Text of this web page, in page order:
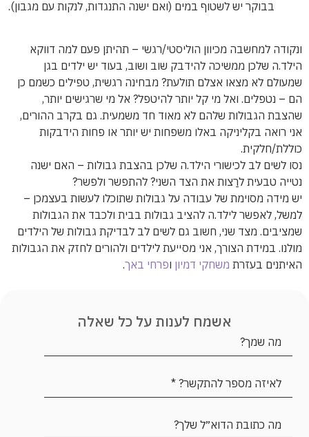
בבוקר יש לשטוף במים (ואם ישנה התנגדות, לנקות עם מגבון).
ונקודה למחשבה מכיוון הוליסטי/רגשי – תהיתן פעם למה דווקא
הילד.ה שלכן ממשיכה להידבק שוב ושוב, בעוד יש ילדים בגן
שמעולם לא מצאו אצלם תולעת? מבחינה רגשית, טפילים כשמם כן
הם – נטפלים. ואל מי קל יותר להיטפל? אל מי שרגישים יותר,
שהצבת הגבולות שלהם לא מאוד חד משמעית. גם בקרב ההורים,
אני רואה בקליניקה באלו משפחות יש יותר או פחות הידבקות
כוללת/חלקית.
נסו לשים לב לכישורי הילד.ה שלכן בהצבת גבולות – האם ישנה
נטייה טבעית לרַצות את הצד השני? להתפשר ולפשר?
יש מידה מסוימת של עבודה על גבולות שתוכלו לעשות בעצמכן –
למשל, לאפשר לילד.ה להציב גבולות בבית ולכבד את הגבולות
שמציבים. מצד שני, חשוב גם לשים לב לבדיקת גבולות של הילדים
מולנו. במידת הצורך, אני מסייעת לילדים ולהורים לחזק את הגבולות
האיתנים בעזרת משחקי דמיון ופרחי באך.
אשמח לענות על כל שאלה